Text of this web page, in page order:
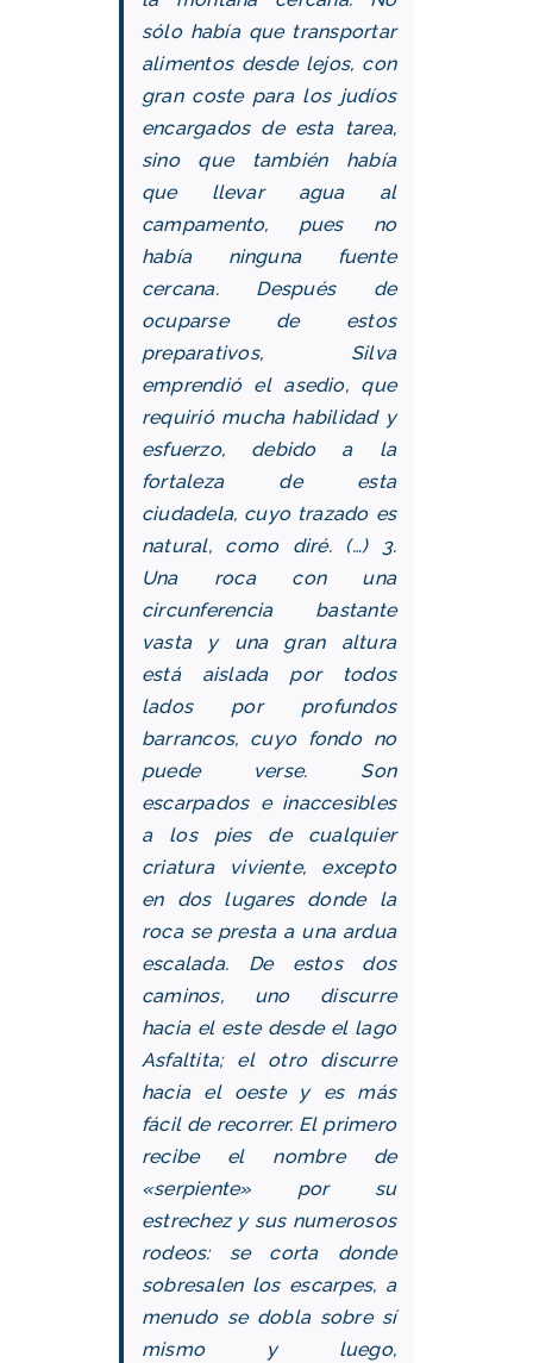
sólo había que transportar
alimentos desde lejos, con
gran coste para los judíos
encargados de esta tarea,
sino que también había
que llevar agua al
campamento, pues no
había ninguna fuente
cercana. Después de
ocuparse de estos
preparativos, Silva
emprendió el asedio, que
requirió mucha habilidad y
esfuerzo, debido a la
fortaleza de esta
ciudadela, cuyo trazado es
natural, como diré. (…) 3.
Una roca con una
circunferencia bastante
vasta y una gran altura
está aislada por todos
lados por profundos
barrancos, cuyo fondo no
puede verse. Son
escarpados e inaccesibles
a los pies de cualquier
criatura viviente, excepto
en dos lugares donde la
roca se presta a una ardua
escalada. De estos dos
caminos, uno discurre
hacia el este desde el lago
Asfaltita; el otro discurre
hacia el oeste y es más
fácil de recorrer. El primero
recibe el nombre de
«serpiente» por su
estrechez y sus numerosos
rodeos: se corta donde
sobresalen los escarpes, a
menudo se dobla sobre sí
mismo y luego,